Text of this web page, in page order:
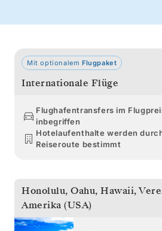
verheißen entspannte
elegante Abende. Kommen
wie neu geboren im fernen
Mit optionalem Flugpaket
Internationale Flüge
Flughafentransfers im
inbegriffen
Hotelaufenthalte werden
Reiseroute bestimmt
Honolulu, Oahu, Hawaii,
Amerika (USA)